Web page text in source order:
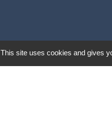
This site uses cookies and gives